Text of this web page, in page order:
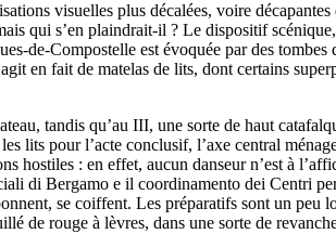
visuelles plus décalées, voire
qui s’en plaindrait-il ? Le dispositif
de-Compostelle est évoquée par des tombes
en fait de matelas de lits, dont certains
tandis qu’au III, une sorte de haut
lits pour l’acte conclusif, l’axe central
hostiles : en effet, aucun danseur n’est à
di Bergamo e il coordinamento dei Centri
se coiffent. Les préparatifs sont un peu
de rouge à lèvres, dans une sorte de